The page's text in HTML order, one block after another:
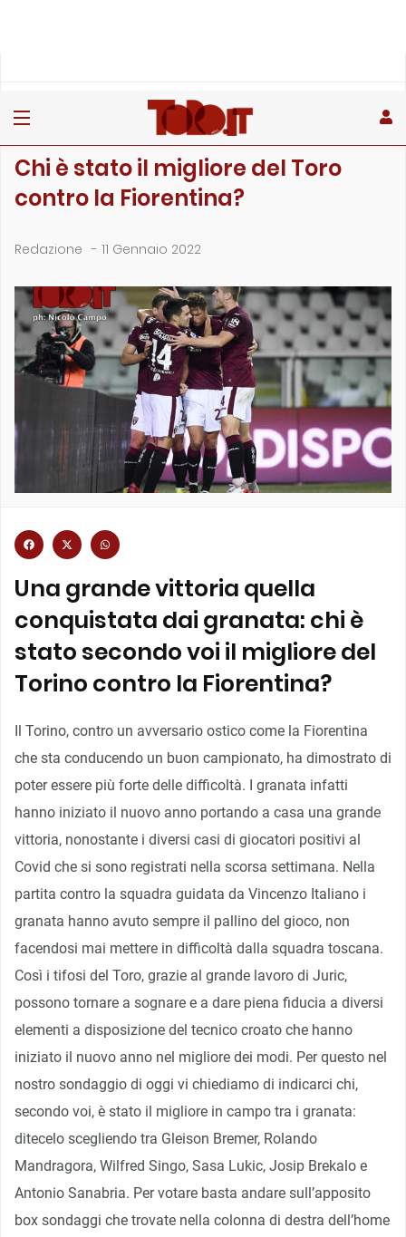
Chi è stato il migliore del Toro
contro la Fiorentina?
Redazione - 11 Gennaio 2022
Una grande vittoria quella
conquistata dai granata: chi è
stato secondo voi il migliore del
Torino contro la Fiorentina?
Il Torino, contro un avversario ostico come la Fiorentina
che sta conducendo un buon campionato, ha dimostrato di
poter essere più forte delle difficoltà. I granata infatti
hanno iniziato il nuovo anno portando a casa una grande
vittoria, nonostante i diversi casi di giocatori positivi al
Covid che si sono registrati nella scorsa settimana. Nella
partita contro la squadra guidata da Vincenzo Italiano i
granata hanno avuto sempre il pallino del gioco, non
facendosi mai mettere in difficoltà dalla squadra toscana.
Così i tifosi del Toro, grazie al grande lavoro di Juric,
possono tornare a sognare e a dare piena fiducia a diversi
elementi a disposizione del tecnico croato che hanno
iniziato il nuovo anno nel migliore dei modi. Per questo nel
nostro sondaggio di oggi vi chiediamo di indicarci chi,
secondo voi, è stato il migliore in campo tra i granata:
ditecelo scegliendo tra Gleison Bremer, Rolando
Mandragora, Wilfred Singo, Sasa Lukic, Josip Brekalo e
Antonio Sanabria. Per votare basta andare sull’apposito
box sondaggi che trovate nella colonna di destra dell’home